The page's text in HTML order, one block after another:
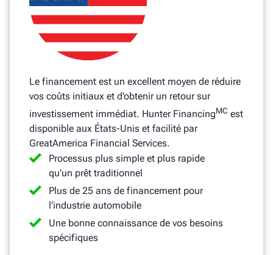
Le financement est un excellent moyen de réduire
vos coûts initiaux et d’obtenir un retour sur
investissement immédiat. Hunter FinancingMC est
disponible aux États-Unis et facilité par
GreatAmerica Financial Services.
Processus plus simple et plus rapide
qu’un prêt traditionnel
Plus de 25 ans de financement pour
l’industrie automobile
Une bonne connaissance de vos besoins
spécifiques